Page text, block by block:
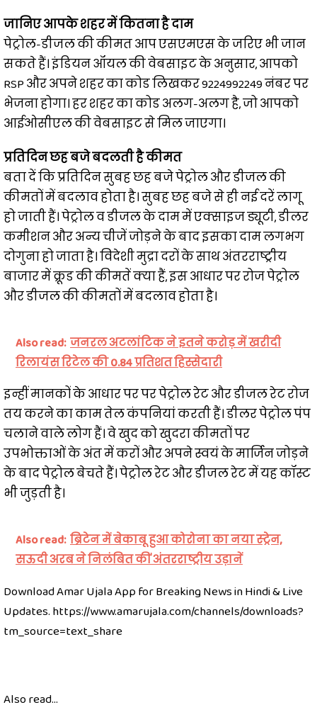
जानिए आपके शहर में कितना है दाम
पेट्रोल-डीजल की कीमत आप एसएमएस के जरिए भी जान
सकते हैं। इंडियन ऑयल की वेबसाइट के अनुसार, आपको
RSP और अपने शहर का कोड लिखकर 9224992249 नंबर पर
भेजना होगा। हर शहर का कोड अलग-अलग है, जो आपको
आईओसीएल की वेबसाइट से मिल जाएगा।
प्रतिदिन छह बजे बदलती है कीमत
बता दें कि प्रतिदिन सुबह छह बजे पेट्रोल और डीजल की
कीमतों में बदलाव होता है। सुबह छह बजे से ही नई दरें लागू
हो जाती हैं। पेट्रोल व डीजल के दाम में एक्साइज ड्यूटी, डीलर
कमीशन और अन्य चीजें जोड़ने के बाद इसका दाम लगभग
दोगुना हो जाता है। विदेशी मुद्रा दरों के साथ अंतरराष्ट्रीय
बाजार में क्रूड की कीमतें क्या हैं, इस आधार पर रोज पेट्रोल
और डीजल की कीमतों में बदलाव होता है।
Also read: जनरल अटलांटिक ने इतने करोड़ में खरीदी
रिलायंस रिटेल की 0.84 प्रतिशत हिस्सेदारी
इन्हीं मानकों के आधार पर पर पेट्रोल रेट और डीजल रेट रोज
तय करने का काम तेल कंपनियां करती हैं। डीलर पेट्रोल पंप
चलाने वाले लोग हैं। वे खुद को खुदरा कीमतों पर
उपभोक्ताओं के अंत में करों और अपने स्वयं के मार्जिन जोड़ने
के बाद पेट्रोल बेचते हैं। पेट्रोल रेट और डीजल रेट में यह कॉस्ट
भी जुड़ती है।
Also read: ब्रिटेन में बेकाबू हुआ कोरोना का नया स्ट्रेन,
सऊदी अरब ने निलंबित कीं अंतरराष्ट्रीय उड़ानें
Download Amar Ujala App for Breaking News in Hindi & Live
Updates. https://www.amarujala.com/channels/downloads?
tm_source=text_share
Also read...